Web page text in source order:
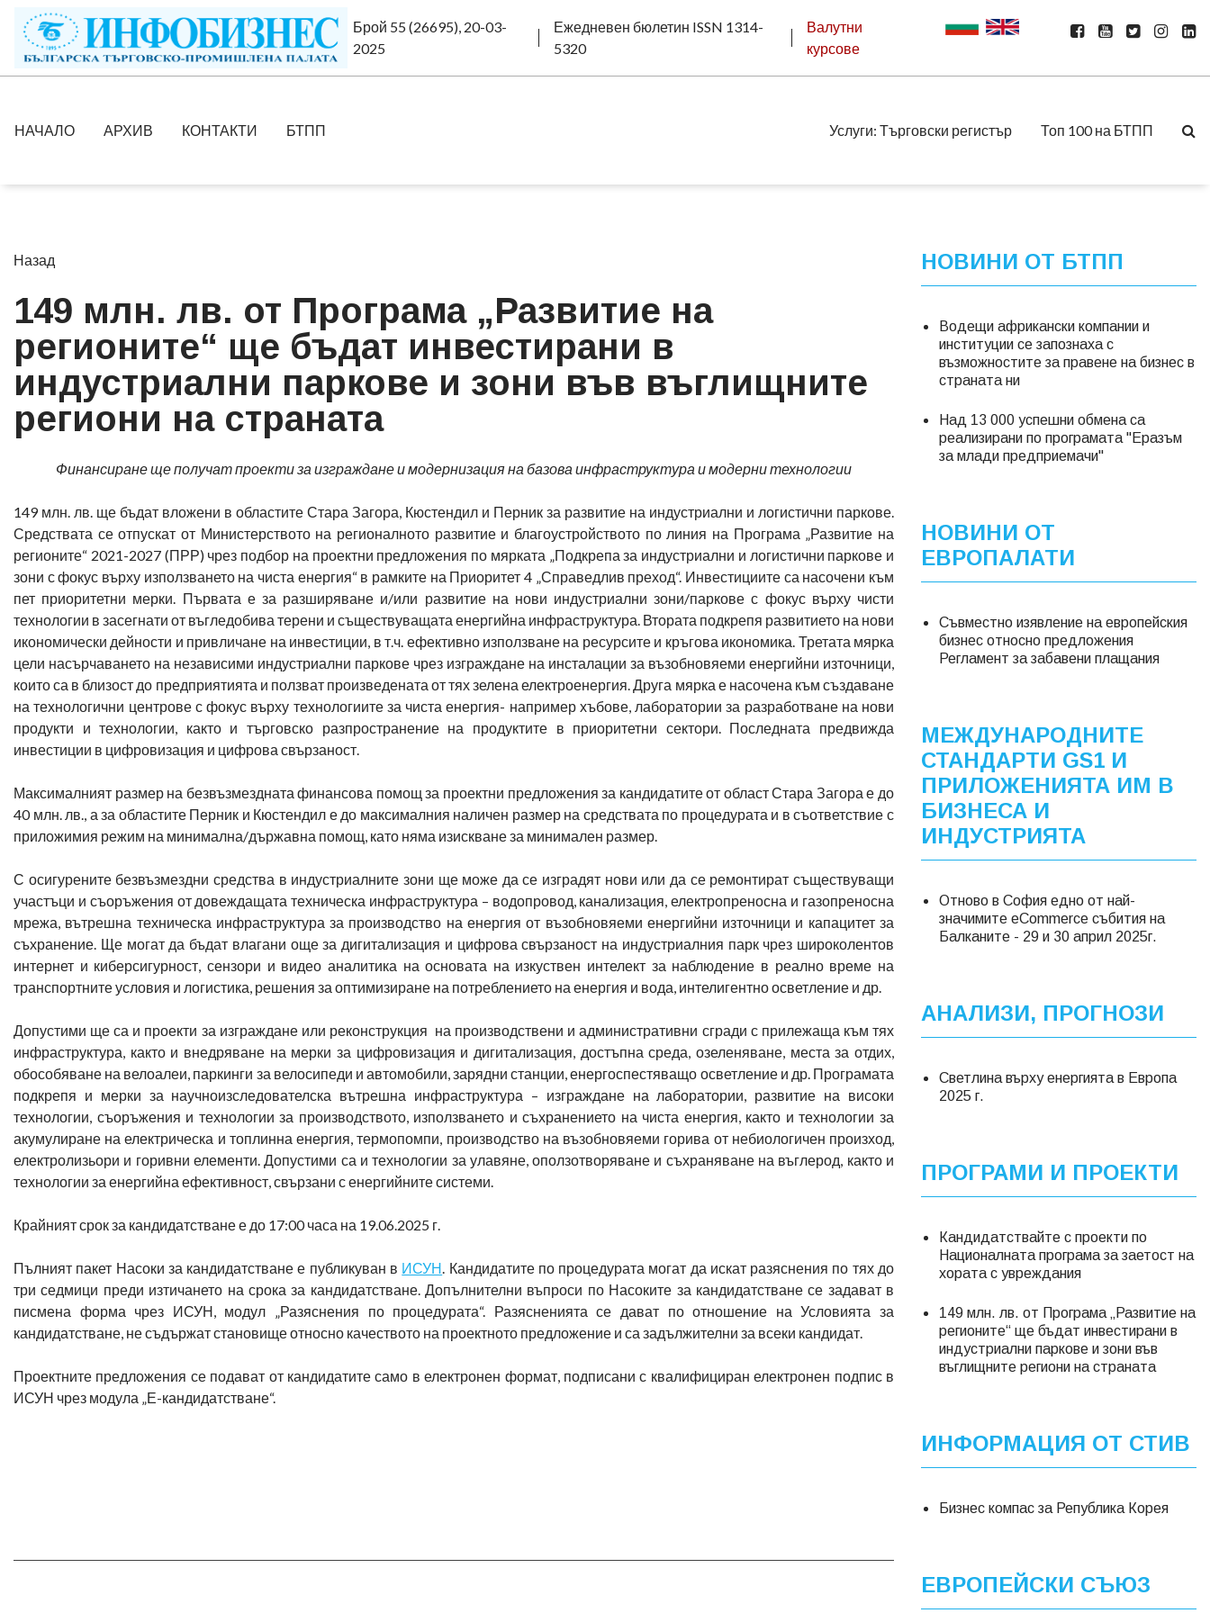
Брой 55 (26695), 20-03-
2025
Ежедневен бюлетин ISSN 1314-
5320
Валутни
курсове
НАЧАЛО АРХИВ КОНТАКТИ БТПП Услуги: Търговски регистър Топ 100 на БТПП
Назад
149 млн. лв. от Програма „Развитие на
регионите“ ще бъдат инвестирани в
индустриални паркове и зони във въглищните
региони на страната
Финансиране ще получат проекти за изграждане и модернизация на базова инфраструктура и модерни технологии
149 млн. лв. ще бъдат вложени в областите Стара Загора, Кюстендил и Перник за развитие на индустриални и логистични паркове.
Средствата се отпускат от Министерството на регионалното развитие и благоустройството по линия на Програма „Развитие на
регионите“ 2021-2027 (ПРР) чрез подбор на проектни предложения по мярката „Подкрепа за индустриални и логистични паркове и
зони с фокус върху използването на чиста енергия“ в рамките на Приоритет 4 „Справедлив преход“. Инвестициите са насочени към
пет приоритетни мерки. Първата е за разширяване и/или развитие на нови индустриални зони/паркове с фокус върху чисти
технологии в засегнати от въгледобива терени и съществуващата енергийна инфраструктура. Втората подкрепя развитието на нови
икономически дейности и привличане на инвестиции, в т.ч. ефективно използване на ресурсите и кръгова икономика. Третата мярка
цели насърчаването на независими индустриални паркове чрез изграждане на инсталации за възобновяеми енергийни източници,
които са в близост до предприятията и ползват произведената от тях зелена електроенергия. Друга мярка е насочена към създаване
на технологични центрове с фокус върху технологиите за чиста енергия- например хъбове, лаборатории за разработване на нови
продукти и технологии, както и търговско разпространение на продуктите в приоритетни сектори. Последната предвижда
инвестиции в цифровизация и цифрова свързаност.
Максималният размер на безвъзмездната финансова помощ за проектни предложения за кандидатите от област Стара Загора е до
40 млн. лв., а за областите Перник и Кюстендил е до максималния наличен размер на средствата по процедурата и в съответствие с
приложимия режим на минимална/държавна помощ, като няма изискване за минимален размер.
С осигурените безвъзмездни средства в индустриалните зони ще може да се изградят нови или да се ремонтират съществуващи
участъци и съоръжения от довеждащата техническа инфраструктура – водопровод, канализация, електропреносна и газопреносна
мрежа, вътрешна техническа инфраструктура за производство на енергия от възобновяеми енергийни източници и капацитет за
съхранение. Ще могат да бъдат влагани още за дигитализация и цифрова свързаност на индустриалния парк чрез широколентов
интернет и киберсигурност, сензори и видео аналитика на основата на изкуствен интелект за наблюдение в реално време на
транспортните условия и логистика, решения за оптимизиране на потреблението на енергия и вода, интелигентно осветление и др.
Допустими ще са и проекти за изграждане или реконструкция на производствени и административни сгради с прилежаща към тях
инфраструктура, както и внедряване на мерки за цифровизация и дигитализация, достъпна среда, озеленяване, места за отдих,
обособяване на велоалеи, паркинги за велосипеди и автомобили, зарядни станции, енергоспестяващо осветление и др. Програмата
подкрепя и мерки за научноизследователска вътрешна инфраструктура – изграждане на лаборатории, развитие на високи
технологии, съоръжения и технологии за производството, използването и съхранението на чиста енергия, както и технологии за
акумулиране на електрическа и топлинна енергия, термопомпи, производство на възобновяеми горива от небиологичен произход,
електролизьори и горивни елементи. Допустими са и технологии за улавяне, оползотворяване и съхраняване на въглерод, както и
технологии за енергийна ефективност, свързани с енергийните системи.
Крайният срок за кандидатстване е до 17:00 часа на 19.06.2025 г.
Пълният пакет Насоки за кандидатстване е публикуван в ИСУН. Кандидатите по процедурата могат да искат разяснения по тях до
три седмици преди изтичането на срока за кандидатстване. Допълнителни въпроси по Насоките за кандидатстване се задават в
писмена форма чрез ИСУН, модул „Разяснения по процедурата“. Разясненията се дават по отношение на Условията за
кандидатстване, не съдържат становище относно качеството на проектното предложение и са задължителни за всеки кандидат.
Проектните предложения се подават от кандидатите само в електронен формат, подписани с квалифициран електронен подпис в
ИСУН чрез модула „Е-кандидатстване“.
НОВИНИ ОТ БТПП
Водещи африкански компании и
институции се запознаха с
възможностите за правене на бизнес в
страната ни
Над 13 000 успешни обмена са
реализирани по програмата "Еразъм
за млади предприемачи"
НОВИНИ ОТ
ЕВРОПАЛАТИ
Съвместно изявление на европейския
бизнес относно предложения
Регламент за забавени плащания
МЕЖДУНАРОДНИТЕ
СТАНДАРТИ GS1 И
ПРИЛОЖЕНИЯТА ИМ В
БИЗНЕСА И
ИНДУСТРИЯТА
Отново в София едно от най-
значимите eCommerce събития на
Балканите - 29 и 30 април 2025г.
АНАЛИЗИ, ПРОГНОЗИ
Светлина върху енергията в Европа
2025 г.
ПРОГРАМИ И ПРОЕКТИ
Кандидатствайте с проекти по
Националната програма за заетост на
хората с увреждания
149 млн. лв. от Програма „Развитие на
регионите“ ще бъдат инвестирани в
индустриални паркове и зони във
въглищните региони на страната
ИНФОРМАЦИЯ ОТ СТИВ
Бизнес компас за Република Корея
ЕВРОПЕЙСКИ СЪЮЗ